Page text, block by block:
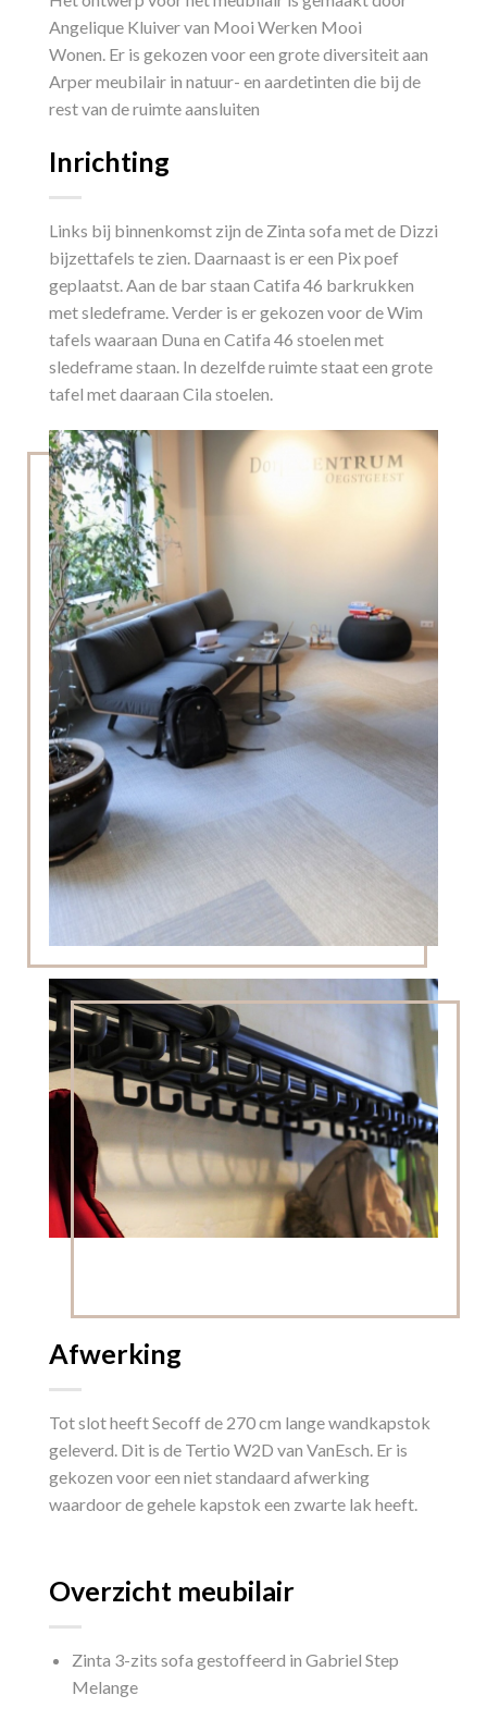
Angelique Kluiver van Mooi Werken Mooi
Wonen. Er is gekozen voor een grote diversiteit aan
Arper meubilair in natuur- en aardetinten die bij de
rest van de ruimte aansluiten
Inrichting
Links bij binnenkomst zijn de Zinta sofa met de Dizzi
bijzettafels te zien. Daarnaast is er een Pix poef
geplaatst. Aan de bar staan Catifa 46 barkrukken
met sledeframe. Verder is er gekozen voor de Wim
tafels waaraan Duna en Catifa 46 stoelen met
sledeframe staan. In dezelfde ruimte staat een grote
tafel met daaraan Cila stoelen.
Afwerking
Tot slot heeft Secoff de 270 cm lange wandkapstok
geleverd. Dit is de Tertio W2D van VanEsch. Er is
gekozen voor een niet standaard afwerking
waardoor de gehele kapstok een zwarte lak heeft.
Overzicht meubilair
Zinta 3-zits sofa gestoffeerd in Gabriel Step
Melange